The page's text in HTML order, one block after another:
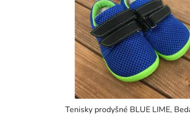
Tenisky prodyšné BLUE LIME,